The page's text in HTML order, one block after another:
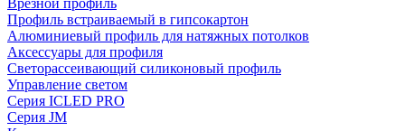
Врезной профиль
Профиль встраиваемый в гипсокартон
Алюминиевый профиль для натяжных потолков
Аксессуары для профиля
Светорассеивающий силиконовый профиль
Управление светом
Серия ICLED PRO
Серия JM